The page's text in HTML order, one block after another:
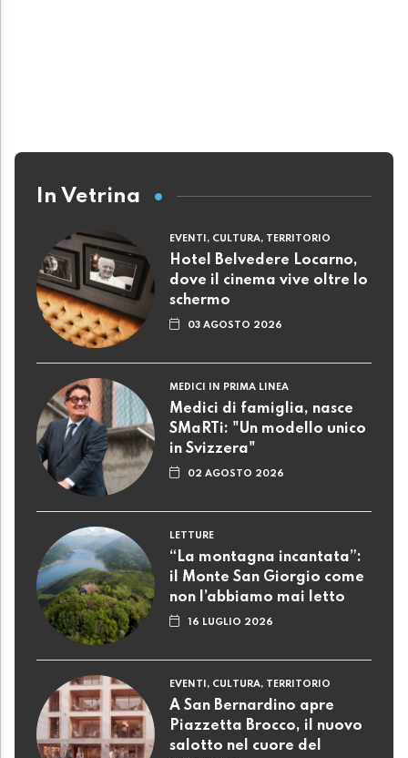
In Vetrina
EVENTI, CULTURA, TERRITORIO
Hotel Belvedere Locarno,
dove il cinema vive oltre lo
schermo
03 AGOSTO 2026
MEDICI IN PRIMA LINEA
Medici di famiglia, nasce
SMaRTi: "Un modello unico
in Svizzera"
02 AGOSTO 2026
LETTURE
“La montagna incantata”:
il Monte San Giorgio come
non l’abbiamo mai letto
16 LUGLIO 2026
EVENTI, CULTURA, TERRITORIO
A San Bernardino apre
Piazzetta Brocco, il nuovo
salotto nel cuore del